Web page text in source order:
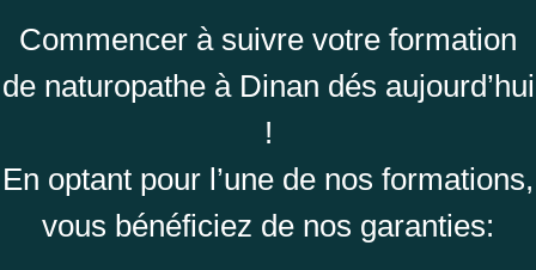
Commencer à suivre votre formation
de naturopathe à Dinan dés aujourd’hui
!
En optant pour l’une de nos formations,
vous bénéficiez de nos garanties: